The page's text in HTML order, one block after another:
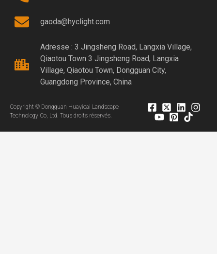
gaoda@hyclight.com
Adresse : 3 Jingsheng Road, Langxia Village,
Qiaotou Town 3 Jingsheng Road, Langxia
Village, Qiaotou Town, Dongguan City,
Guangdong Province, China
Copyright © Dongguan Huayicai Landscape
Technology Co, Ltd. Tous droits réservés.